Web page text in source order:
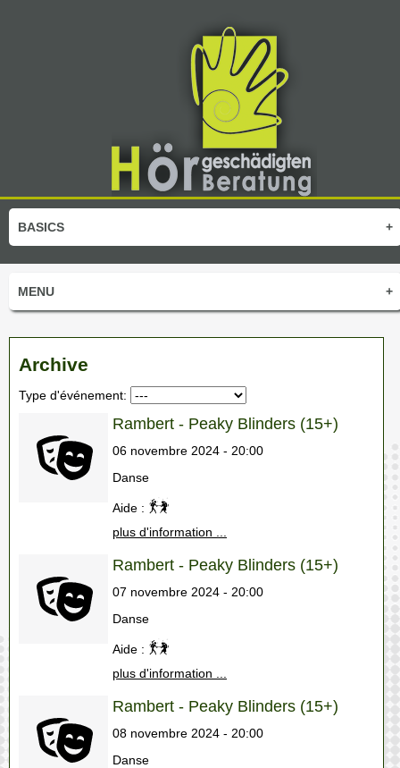
+
BASICS
+
MENU
Archive
Type d'événement:
Rambert - Peaky Blinders (15+)
06 novembre 2024 - 20:00
Danse
Aide :
plus d'information ...
Rambert - Peaky Blinders (15+)
07 novembre 2024 - 20:00
Danse
Aide :
plus d'information ...
Rambert - Peaky Blinders (15+)
08 novembre 2024 - 20:00
Danse